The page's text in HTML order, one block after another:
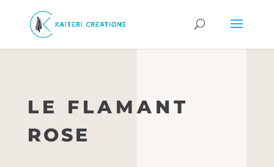
LE FLAMANT
ROSE